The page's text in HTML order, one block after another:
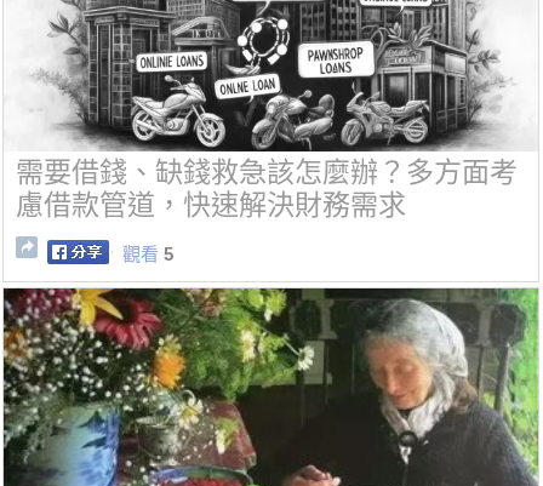
需要借錢、缺錢救急該怎麼辦？多方面考
慮借款管道，快速解決財務需求
觀看 5